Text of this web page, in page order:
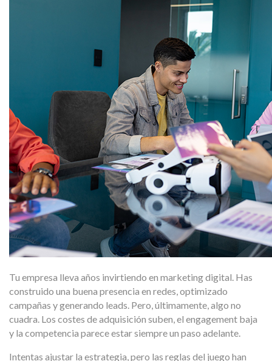
Tu empresa lleva años invirtiendo en marketing digital. Has
construido una buena presencia en redes, optimizado
campañas y generando leads. Pero, últimamente, algo no
cuadra. Los costes de adquisición suben, el engagement baja
y la competencia parece estar siempre un paso adelante.
Intentas ajustar la estrategia, pero las reglas del juego han